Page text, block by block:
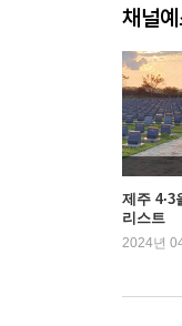
*공포의
*윤희춘
해방에
*평화의
제주 역
*원인에
채널
제주 4·3
리스트
2024년